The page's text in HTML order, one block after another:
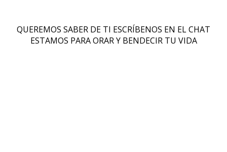
QUEREMOS SABER DE TI ESCRÍBENOS EN EL CHAT
ESTAMOS PARA ORAR Y BENDECIR TU VIDA